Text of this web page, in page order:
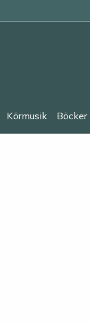
Körmusik Böcker